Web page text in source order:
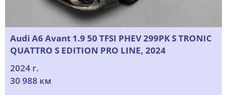
Audi A6 Avant 1.9 50 TFSI PHEV 299PK S TRONIC
QUATTRO S EDITION PRO LINE, 2024
2024 г.
30 988 км